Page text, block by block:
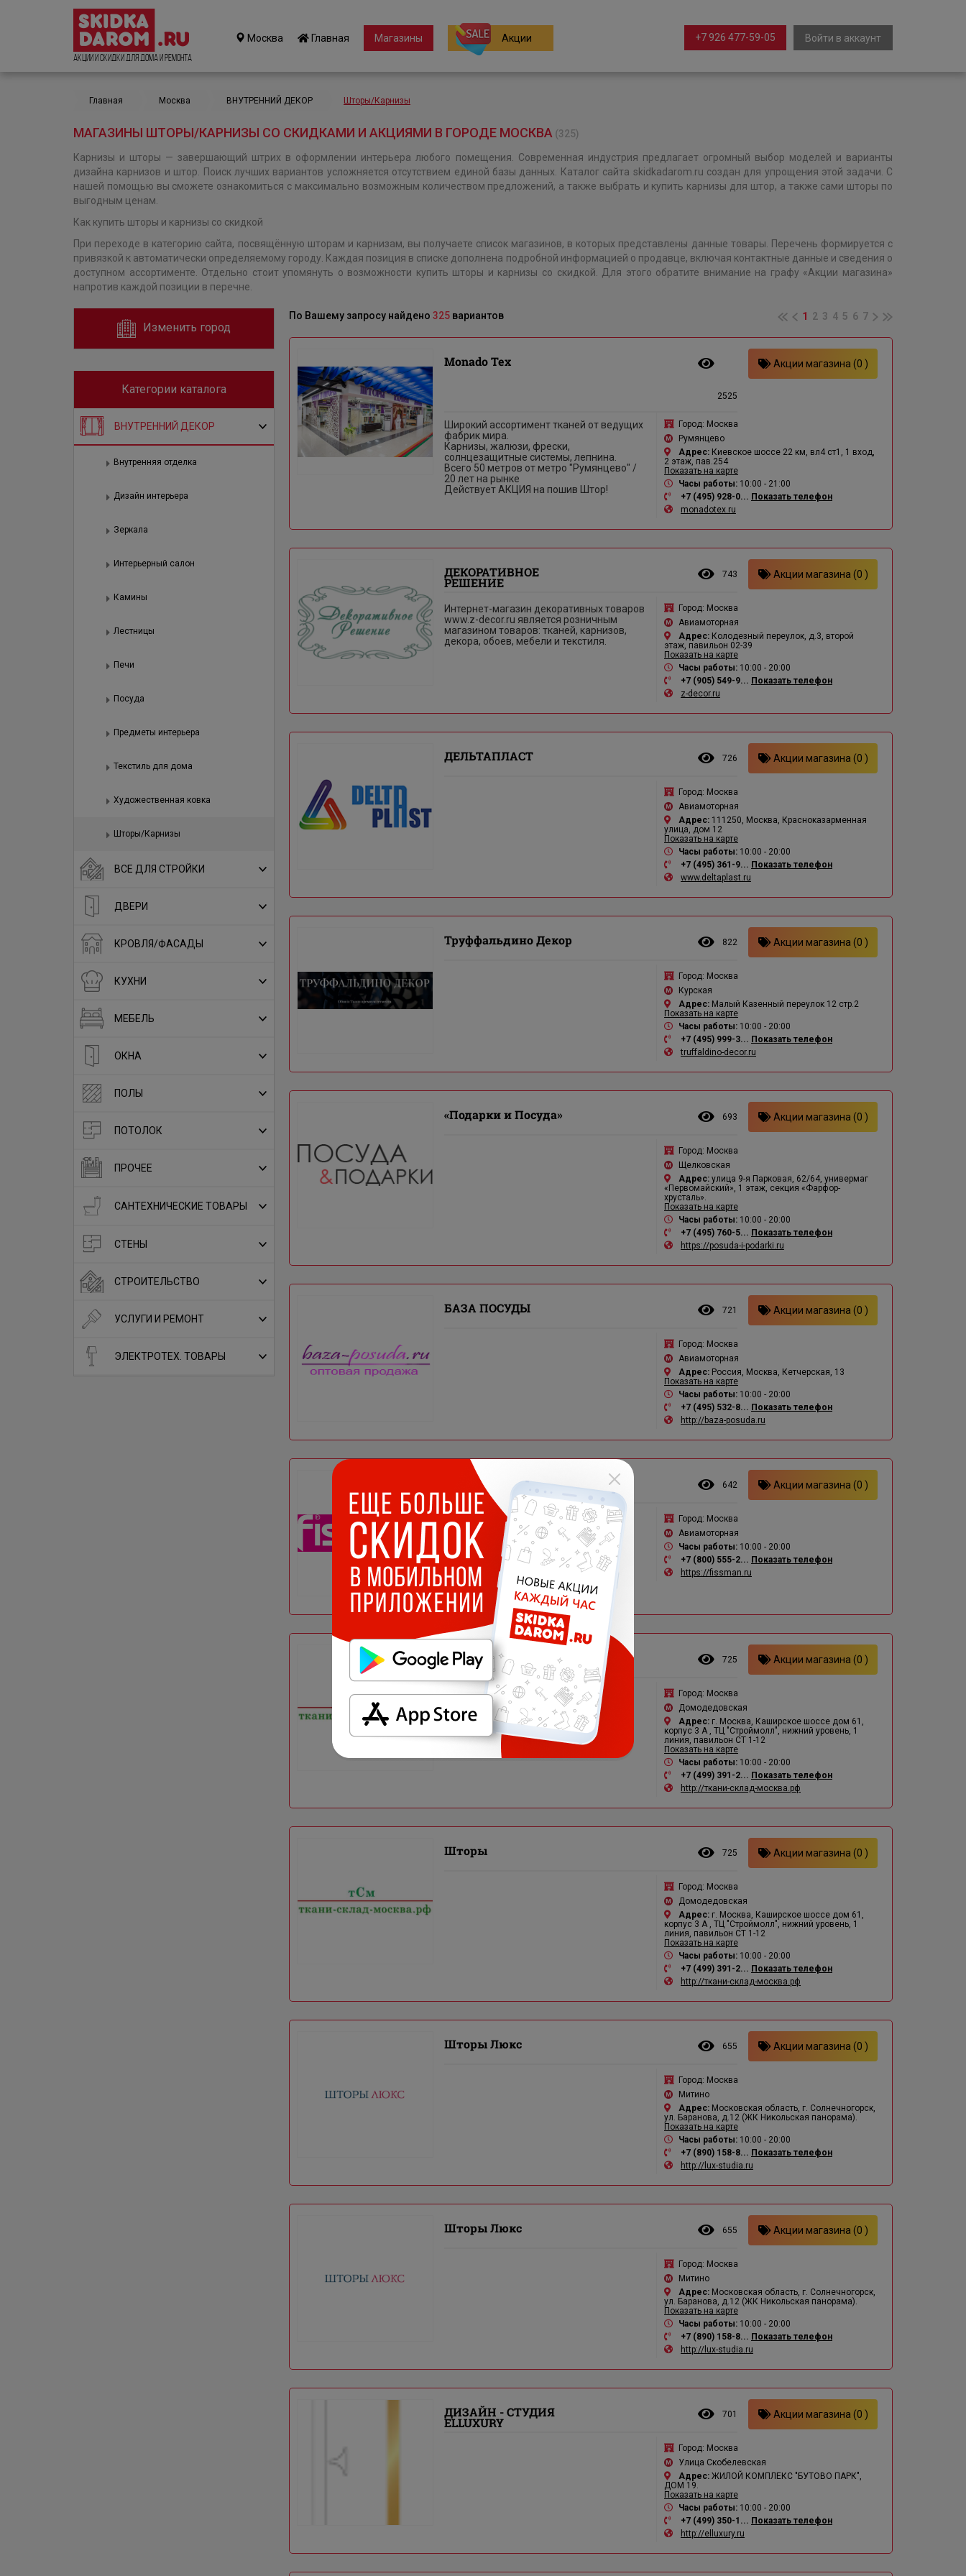
Акции и Скидки для дома и ремонта
Москва Главная Магазины Акции Войти в аккаунт
+7 926 477-59-05
Главная Москва ВНУТРЕННИЙ ДЕКОР Шторы/Карнизы
МАГАЗИНЫ ШТОРЫ/КАРНИЗЫ СО СКИДКАМИ И АКЦИЯМИ В ГОРОДЕ МОСКВА (325)
Карнизы и шторы — завершающий штрих в оформлении интерьера любого помещения. Современная индустрия предлагает огромный выбор моделей и варианты
дизайна карнизов и штор. Поиск лучших вариантов усложняется отсутствием единой базы данных. Каталог сайта skidkadarom.ru создан для упрощения этой задачи. С
нашей помощью вы сможете ознакомиться с максимально возможным количеством предложений, а также выбрать и купить карнизы для штор, а также сами шторы по
выгодным ценам.
Как купить шторы и карнизы со скидкой
При переходе в категорию сайта, посвящённую шторам и карнизам, вы получаете список магазинов, в которых представлены данные товары. Перечень формируется с
привязкой к автоматически определяемому городу. Каждая позиция в списке дополнена подробной информацией о продавце, включая контактные данные и сведения о
доступном ассортименте. Отдельно стоит упомянуть о возможности купить шторы и карнизы со скидкой. Для этого обратите внимание на графу «Акции магазина»
напротив каждой позиции в перечне.
Изменить город
Категории каталога
ВНУТРЕННИЙ ДЕКОР
Внутренняя отделка
Дизайн интерьера
Зеркала
Интерьерный салон
Камины
Лестницы
Печи
Посуда
Предметы интерьера
Текстиль для дома
Художественная ковка
Шторы/Карнизы
ВСЕ ДЛЯ СТРОЙКИ
ДВЕРИ
КРОВЛЯ/ФАСАДЫ
КУХНИ
МЕБЕЛЬ
ОКНА
ПОЛЫ
ПОТОЛОК
ПРОЧЕЕ
САНТЕХНИЧЕСКИЕ ТОВАРЫ
СТЕНЫ
СТРОИТЕЛЬСТВО
УСЛУГИ И РЕМОНТ
ЭЛЕКТРОТЕХ. ТОВАРЫ
По Вашему запросу найдено 325 вариантов 1 2 3 4 5 6 7
Monado Tex
2525
Акции магазина (0 )
Широкий ассортимент тканей от ведущих
фабрик мира.
Карнизы, жалюзи, фрески,
солнцезащитные системы, лепнина.
Всего 50 метров от метро "Румянцево" /
20 лет на рынке
Действует АКЦИЯ на пошив Штор!
Город: Москва
Румянцево
Адрес: Киевское шоссе 22 км, вл4 ст1, 1 вход,
2 этаж, пав.254
Показать на карте
Часы работы: 10:00 - 21:00
+7 (495) 928-0... Показать телефон
monadotex.ru
ДЕКОРАТИВНОЕ
РЕШЕНИЕ
743 Акции магазина (0 )
Интернет-магазин декоративных товаров
www.z-decor.ru является розничным
магазином товаров: тканей, карнизов,
декора, обоев, мебели и текстиля.
Город: Москва
Авиамоторная
Адрес: Колодезный переулок, д.3, второй
этаж, павильон 02-39
Показать на карте
Часы работы: 10:00 - 20:00
+7 (905) 549-9... Показать телефон
z-decor.ru
ДЕЛЬТАПЛАСТ 726 Акции магазина (0 )
Город: Москва
Авиамоторная
Адрес: 111250, Москва, Красноказарменная
улица, дом 12
Показать на карте
Часы работы: 10:00 - 20:00
+7 (495) 361-9... Показать телефон
www.deltaplast.ru
Труффальдино Декор 822 Акции магазина (0 )
Город: Москва
Курская
Адрес: Малый Казенный переулок 12 стр.2
Показать на карте
Часы работы: 10:00 - 20:00
+7 (495) 999-3... Показать телефон
truffaldino-decor.ru
«Подарки и Посуда» 693 Акции магазина (0 )
Город: Москва
Щелковская
Адрес: улица 9-я Парковая, 62/64, универмаг
«Первомайский», 1 этаж, секция «Фарфор-
хрусталь».
Показать на карте
Часы работы: 10:00 - 20:00
+7 (495) 760-5... Показать телефон
https://posuda-i-podarki.ru
БАЗА ПОСУДЫ 721 Акции магазина (0 )
Город: Москва
Авиамоторная
Адрес: Россия, Москва, Кетчерская, 13
Показать на карте
Часы работы: 10:00 - 20:00
+7 (495) 532-8... Показать телефон
http://baza-posuda.ru
FISSMAN Russia 642 Акции магазина (0 )
Посуда аксессуары для кухни Город: Москва
Авиамоторная
Часы работы: 10:00 - 20:00
+7 (800) 555-2... Показать телефон
https://fissman.ru
Шторы 725 Акции магазина (0 )
Город: Москва
Домодедовская
Адрес: г. Москва, Каширское шоссе дом 61,
корпус 3 А , ТЦ "Строймолл", нижний уровень, 1
линия, павильон СТ 1-12
Показать на карте
Часы работы: 10:00 - 20:00
+7 (499) 391-2... Показать телефон
http://ткани-склад-москва.рф
Шторы 725 Акции магазина (0 )
Город: Москва
Домодедовская
Адрес: г. Москва, Каширское шоссе дом 61,
корпус 3 А , ТЦ "Строймолл", нижний уровень, 1
линия, павильон СТ 1-12
Показать на карте
Часы работы: 10:00 - 20:00
+7 (499) 391-2... Показать телефон
http://ткани-склад-москва.рф
Шторы Люкс 655 Акции магазина (0 )
Город: Москва
Митино
Адрес: Московская область, г. Солнечногорск,
ул. Баранова, д.12 (ЖК Никольская панорама).
Показать на карте
Часы работы: 10:00 - 20:00
+7 (890) 158-8... Показать телефон
http://lux-studia.ru
Шторы Люкс 655 Акции магазина (0 )
Город: Москва
Митино
Адрес: Московская область, г. Солнечногорск,
ул. Баранова, д.12 (ЖК Никольская панорама).
Показать на карте
Часы работы: 10:00 - 20:00
+7 (890) 158-8... Показать телефон
http://lux-studia.ru
ДИЗАЙН - СТУДИЯ
ELLUXURY
701 Акции магазина (0 )
Город: Москва
Улица Скобелевская
Адрес: ЖИЛОЙ КОМПЛЕКС "БУТОВО ПАРК",
ДОМ 19.
Показать на карте
Часы работы: 10:00 - 20:00
+7 (499) 350-1... Показать телефон
http://elluxury.ru